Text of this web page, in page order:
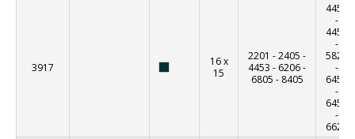
3917
16 x
15
2201 -2405 -
4453 - 6206-
6805 - 8405
4450
-
4452
-
5825
-
6451
-
6452
-
6627